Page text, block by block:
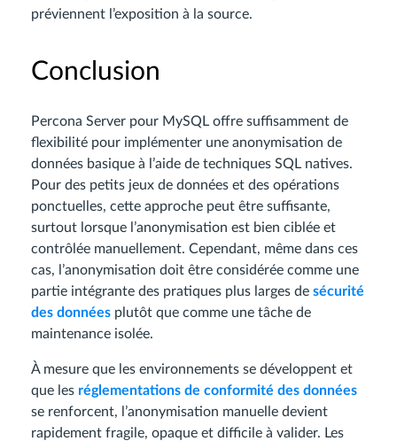
préviennent l’exposition à la source.
Conclusion
Percona Server pour MySQL offre suffisamment de
flexibilité pour implémenter une anonymisation de
données basique à l’aide de techniques SQL natives.
Pour des petits jeux de données et des opérations
ponctuelles, cette approche peut être suffisante,
surtout lorsque l’anonymisation est bien ciblée et
contrôlée manuellement. Cependant, même dans ces
cas, l’anonymisation doit être considérée comme une
partie intégrante des pratiques plus larges de sécurité
des données plutôt que comme une tâche de
maintenance isolée.
À mesure que les environnements se développent et
que les réglementations de conformité des données
se renforcent, l’anonymisation manuelle devient
rapidement fragile, opaque et difficile à valider. Les